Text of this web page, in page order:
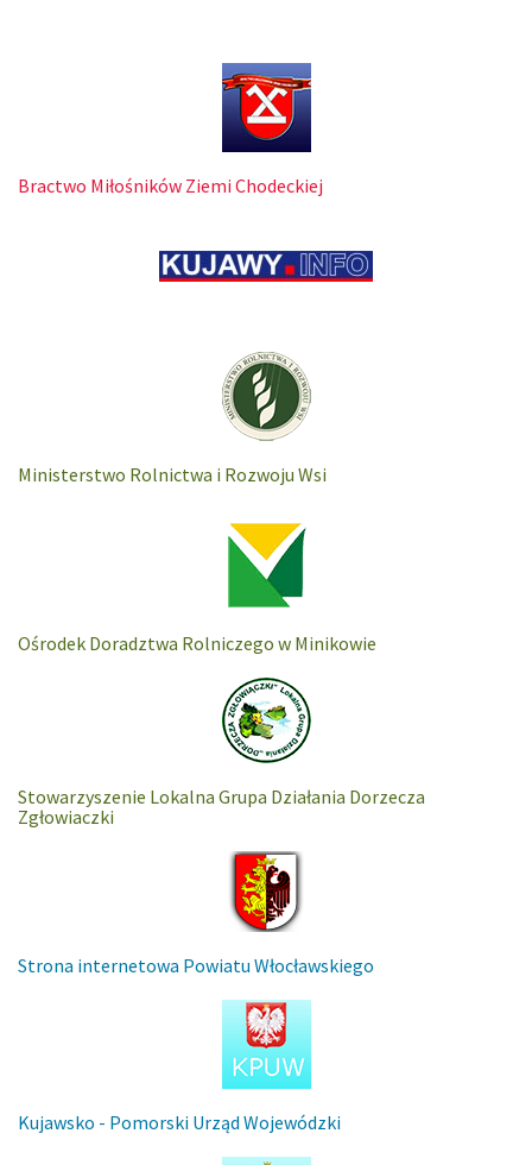
Bractwo Miłośników Ziemi Chodeckiej
Ministerstwo Rolnictwa i Rozwoju Wsi
Ośrodek Doradztwa Rolniczego w Minikowie
Stowarzyszenie Lokalna Grupa Działania Dorzecza
Zgłowiaczki
Strona internetowa Powiatu Włocławskiego
Kujawsko - Pomorski Urząd Wojewódzki